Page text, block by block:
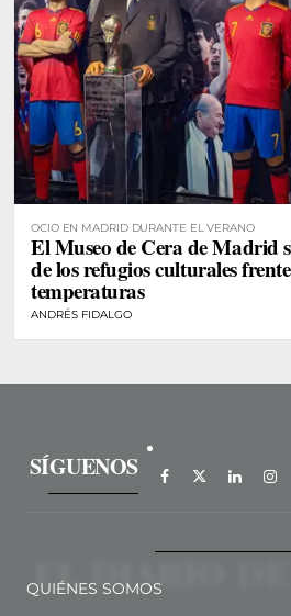
OCIO EN MADRID DURANTE EL VERANO
El Museo de Cera de Madrid
de los refugios culturales
temperaturas
ANDRÉS FIDALGO
SÍGUENOS
QUIÉNES SOMOS